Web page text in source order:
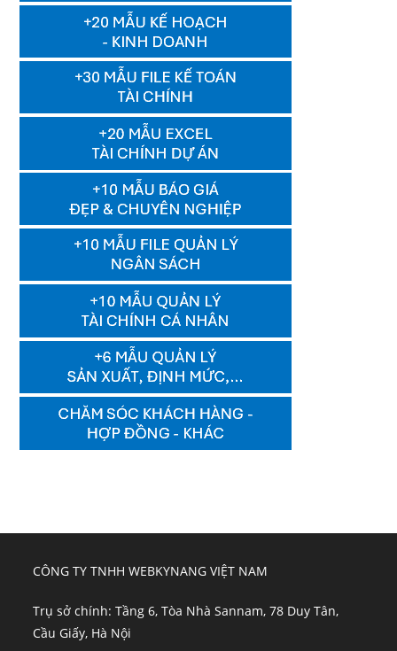
CÔNG TY TNHH WEBKYNANG VIỆT NAM
Trụ sở chính: Tầng 6, Tòa Nhà Sannam, 78 Duy Tân,
Cầu Giấy, Hà Nội